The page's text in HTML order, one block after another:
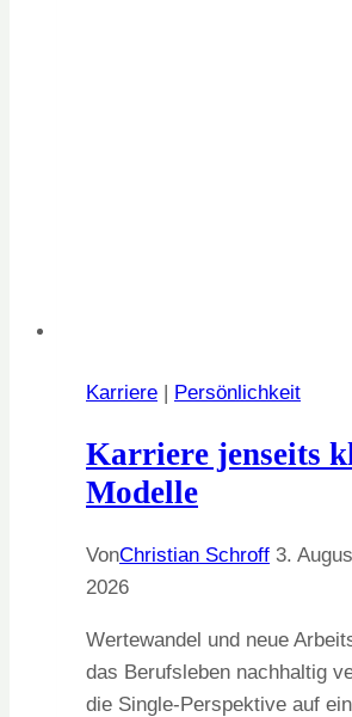
Karriere | Persönlichkeit
Karriere jenseits
Modelle
VonChristian Schroff 3.
2026
Wertewandel und neue
das Berufsleben nachhaltig
die Single-Perspektive auf